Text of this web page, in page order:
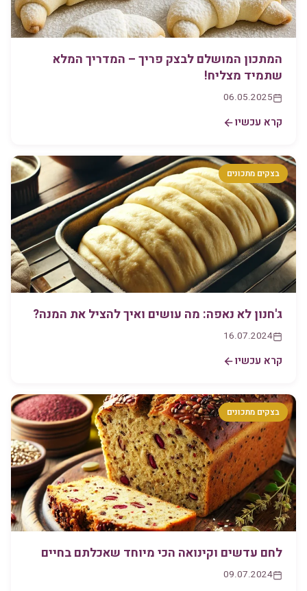
המתכון המושלם לבצק פריך – המדריך המלא
שתמיד מצליח!
06.05.2025
קרא עכשיו
בצקים מתכונים
ג'חנון לא נאפה: מה עושים ואיך להציל את המנה?
16.07.2024
קרא עכשיו
בצקים מתכונים
לחם עדשים וקינואה הכי מיוחד שאכלתם בחיים
09.07.2024